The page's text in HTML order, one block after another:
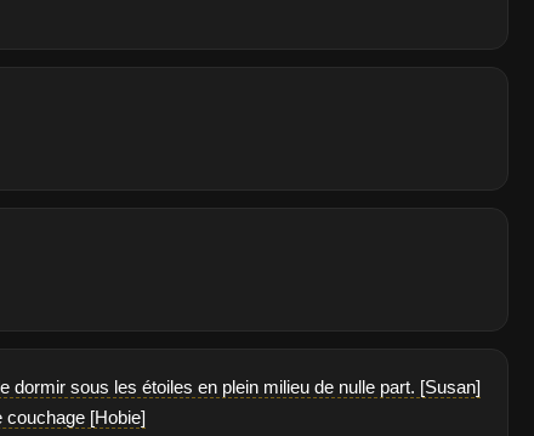
sous les étoiles en plein milieu de nulle part. [Susan]
[Hobie]